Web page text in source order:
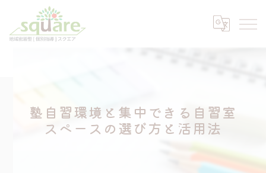
塾自習環境と集中できる自習室
スペースの選び方と活用法